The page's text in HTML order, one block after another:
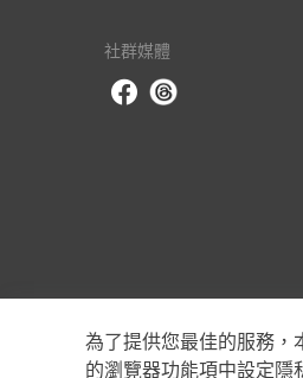
社群媒體
為了提供您最佳的服務
的瀏覽器功能項中設定